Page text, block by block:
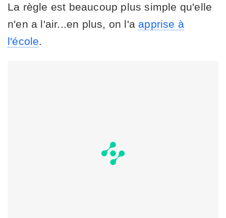
La règle est beaucoup plus simple qu'elle
n'en a l'air...en plus, on l'a apprise à
l'école.